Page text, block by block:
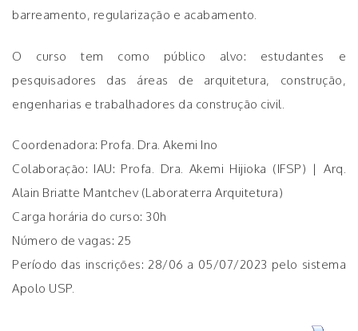
barreamento, regularização e acabamento.
O curso tem como público alvo: estudantes e
pesquisadores das áreas de arquitetura, construção,
engenharias e trabalhadores da construção civil.
Coordenadora: Profa. Dra. Akemi Ino
Colaboração: IAU: Profa. Dra. Akemi Hijioka (IFSP) | Arq.
Alain Briatte Mantchev (Laboraterra Arquitetura)
Carga horária do curso: 30h
Número de vagas: 25
Período das inscrições: 28/06 a 05/07/2023 pelo sistema
Apolo USP.